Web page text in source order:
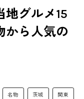
地グルメ15
から人気の
名物 茨城 関東